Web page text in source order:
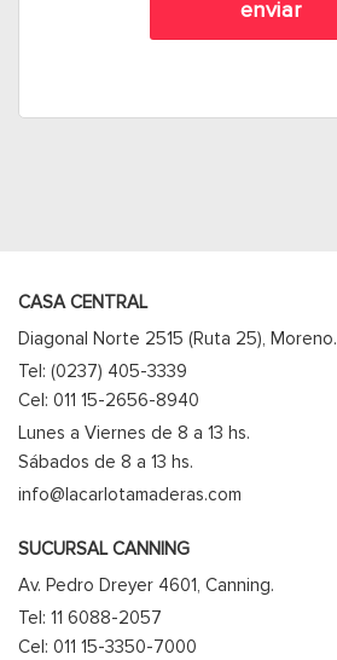
CASA CENTRAL
Diagonal Norte 2515 (Ruta 25), Moreno.
Tel: (0237) 405-3339
Cel: 011 15-2656-8940
Lunes a Viernes de 8 a 13 hs.
Sábados de 8 a 13 hs.
info@lacarlotamaderas.com
SUCURSAL CANNING
Av. Pedro Dreyer 4601, Canning.
Tel: 11 6088-2057
Cel: 011 15-3350-7000